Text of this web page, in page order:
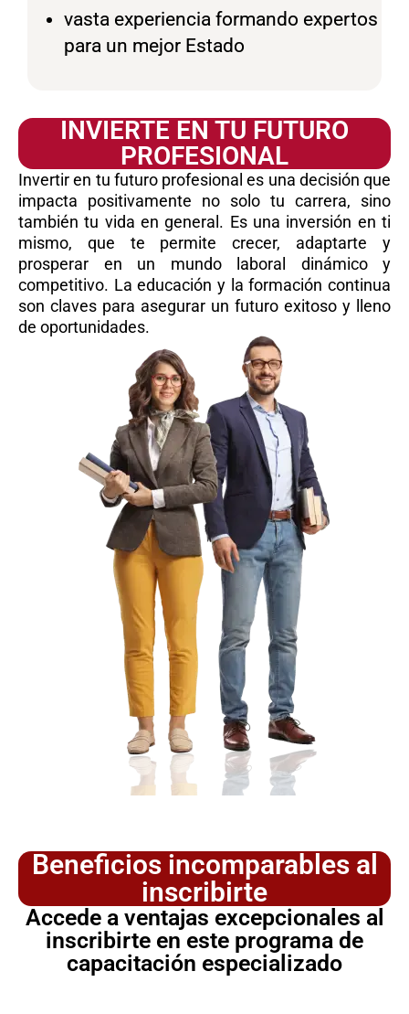
vasta experiencia formando expertos
para un mejor Estado
INVIERTE EN TU FUTURO
PROFESIONAL
Invertir en tu futuro profesional es una decisión que
impacta positivamente no solo tu carrera, sino
también tu vida en general. Es una inversión en ti
mismo, que te permite crecer, adaptarte y
prosperar en un mundo laboral dinámico y
competitivo. La educación y la formación continua
son claves para asegurar un futuro exitoso y lleno
de oportunidades.
Beneficios incomparables al
inscribirte
Accede a ventajas excepcionales al
inscribirte en este programa de
capacitación especializado